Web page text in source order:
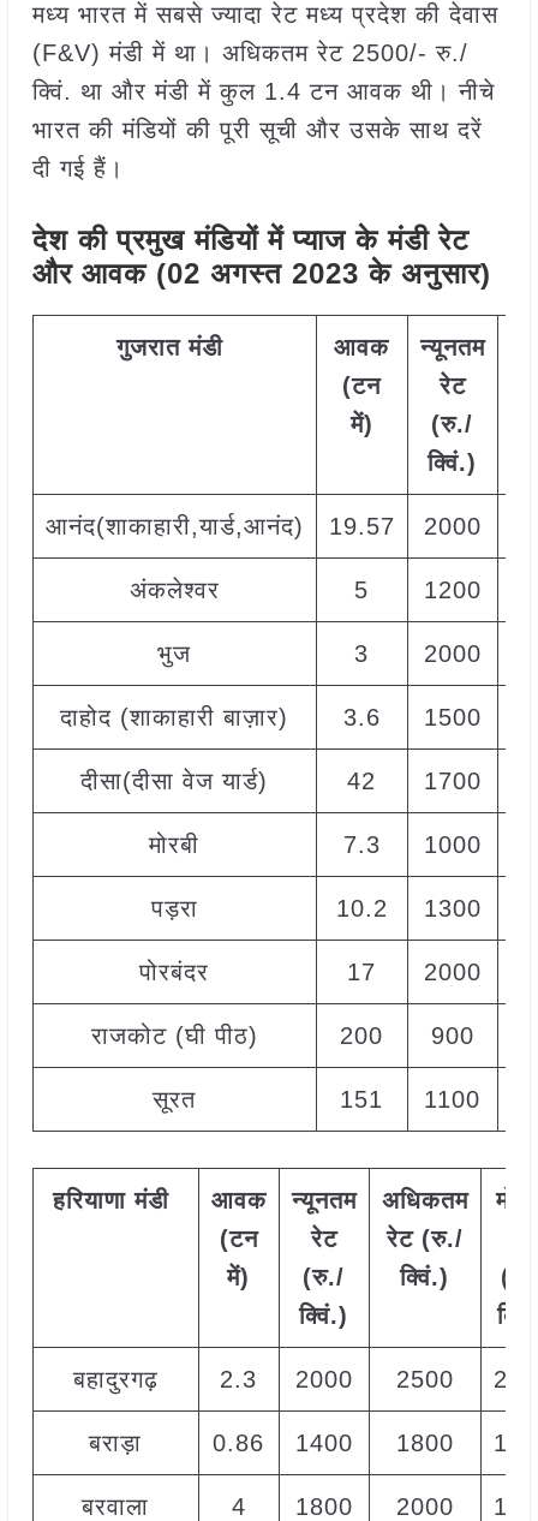
मध्य भारत में सबसे ज्यादा रेट मध्य प्रदेश की देवास
(F&V) मंडी में था। अधिकतम रेट 2500/- रु./
क्विं. था और मंडी में कुल 1.4 टन आवक थी। नीचे
भारत की मंडियों की पूरी सूची और उसके साथ दरें
दी गई हैं।
देश की प्रमुख मंडियों में प्याज के मंडी रेट
और आवक (02 अगस्त 2023 के अनुसार)
गुजरात मंडी
आवक
(टन
में)
न्यूनतम
रेट
(रु./
क्विं.)
आनंद(शाकाहारी,यार्ड,आनंद) 19.57 2000
अंकलेश्वर 5 1200
भुज 3 2000
दाहोद (शाकाहारी बाज़ार) 3.6 1500
दीसा(दीसा वेज यार्ड) 42 1700
मोरबी 7.3 1000
पड़रा 10.2 1300
पोरबंदर 17 2000
राजकोट (घी पीठ) 200 900
सूरत 151 1100
हरियाणा मंडी
आवक
(टन
में)
न्यूनतम
रेट
(रु./
क्विं.)
अधिकतम
रेट (रु./
क्विं.)
(
बहादुरगढ़ 2.3 2000 2500
बराड़ा 0.86 1400 1800
बरवाला 4 1800 2000